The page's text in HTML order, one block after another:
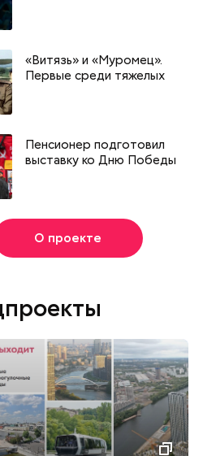
и
«Витязь» и «Муромец».
Первые среди тяжелых
Пенсионер подготовил
выставку ко Дню Победы
О проекте